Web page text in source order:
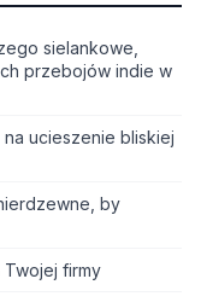
sielankowe,
przebojów indie w
ucieszenie bliskiej
by
firmy